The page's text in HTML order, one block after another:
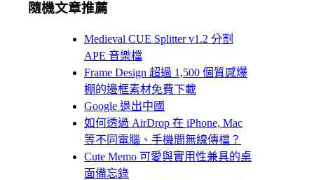
隨機文章推薦
Medieval CUE Splitter v1.2 分割
APE 音樂檔
Frame Design 超過 1,500 個質感爆
棚的邊框素材免費下載
Google 退出中國
如何透過 AirDrop 在 iPhone, Mac
等不同電腦、手機間無線傳檔？
Cute Memo 可愛與實用性兼具的桌
面備忘錄